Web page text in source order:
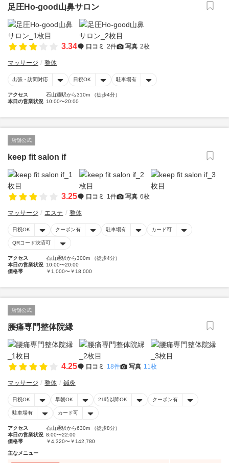
足圧Ho-good山鼻サロン
3.34 口コミ 2件 写真 2枚
マッサージ 整体
出張・訪問対応 日祝OK 駐車場有
アクセス
石山通駅から310m （徒歩4分）
本日の営業状況 10:00〜20:00
店舗公式
keep fit salon if
3.25 口コミ 1件 写真 6枚
マッサージ エステ 整体
日祝OK クーポン有 駐車場有 カード可
QRコード決済可
アクセス
石山通駅から300m （徒歩4分）
本日の営業状況 10:00〜20:00
価格帯
￥1,000〜￥18,000
店舗公式
腰痛専門整体院縁
4.25 口コミ 18件 写真 11枚
マッサージ 整体 鍼灸
日祝OK 早朝OK 21時以降OK クーポン有
駐車場有 カード可
アクセス
石山通駅から630m （徒歩8分）
本日の営業状況 8:00〜22:00
価格帯
￥4,320〜￥142,780
主なメニュー